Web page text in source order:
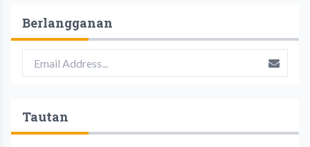
Berlangganan
Tautan